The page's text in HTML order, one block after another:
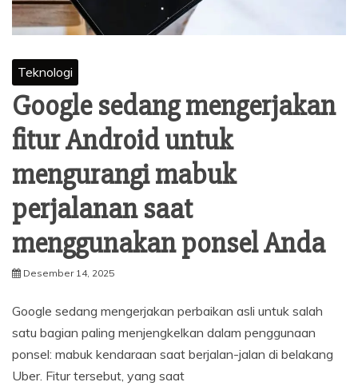
Teknologi
Google sedang mengerjakan
fitur Android untuk
mengurangi mabuk
perjalanan saat
menggunakan ponsel Anda
Desember 14, 2025
Google sedang mengerjakan perbaikan asli untuk salah
satu bagian paling menjengkelkan dalam penggunaan
ponsel: mabuk kendaraan saat berjalan-jalan di belakang
Uber. Fitur tersebut, yang saat